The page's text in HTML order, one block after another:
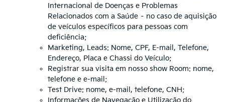
Internacional de Doenças e Problemas
Relacionados com a Saúde – no caso de aquisição
de veículos específicos para pessoas com
deficiência;
Marketing, Leads: Nome, CPF, E-mail, Telefone,
Endereço, Placa e Chassi do Veículo;
Registrar sua visita em nosso show Room: nome,
telefone e e-mail;
Test Drive: nome, e-mail, telefone, CNH;
Informações de Navegação e Utilização do